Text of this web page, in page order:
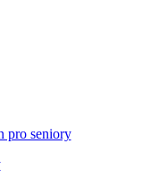
pro seniory